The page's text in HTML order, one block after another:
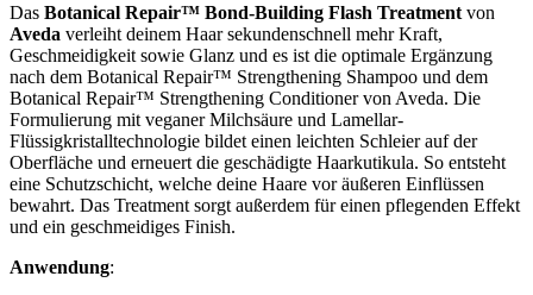
Das Botanical Repair™ Bond-Building Flash Treatment von
Aveda verleiht deinem Haar sekundenschnell mehr Kraft,
Geschmeidigkeit sowie Glanz und es ist die optimale Ergänzung
nach dem Botanical Repair™ Strengthening Shampoo und dem
Botanical Repair™ Strengthening Conditioner von Aveda. Die
Formulierung mit veganer Milchsäure und Lamellar-
Flüssigkristalltechnologie bildet einen leichten Schleier auf der
Oberfläche und erneuert die geschädigte Haarkutikula. So entsteht
eine Schutzschicht, welche deine Haare vor äußeren Einflüssen
bewahrt. Das Treatment sorgt außerdem für einen pflegenden Effekt
und ein geschmeidiges Finish.
Anwendung: